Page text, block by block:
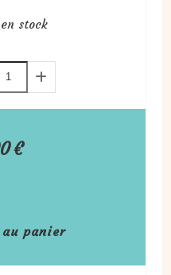
€
stock
panier